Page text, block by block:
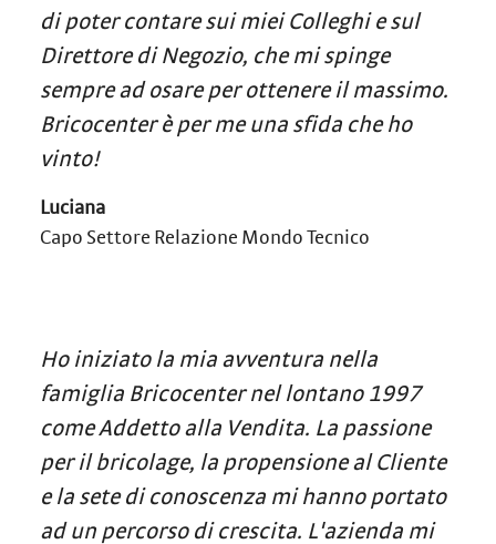
di poter contare sui miei Colleghi e sul
Direttore di Negozio, che mi spinge
sempre ad osare per ottenere il massimo.
Bricocenter è per me una sfida che ho
vinto!
Luciana
Capo Settore Relazione Mondo Tecnico
Ho iniziato la mia avventura nella
famiglia Bricocenter nel lontano 1997
come Addetto alla Vendita. La passione
per il bricolage, la propensione al Cliente
e la sete di conoscenza mi hanno portato
ad un percorso di crescita. L'azienda mi